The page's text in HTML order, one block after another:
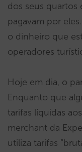
dos seus quartos
pagavam por
o dinheiro que
operadores
Hoje em dia, o
Enquanto que
tarifas líquidas
merchant da
utiliza tarifas